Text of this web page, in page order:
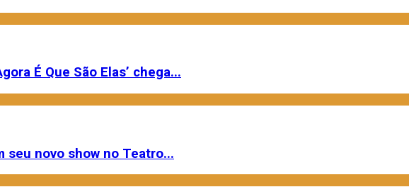
É Que São Elas’ chega...
seu novo show no Teatro...